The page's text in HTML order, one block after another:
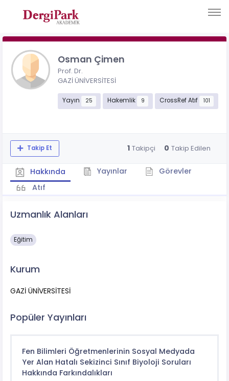
Osman Çimen
Prof. Dr.
GAZİ ÜNİVERSİTESİ
Yayın 25 Hakemlik 9 CrossRef Atıf 101
Takip Et 1 Takipçi 0 Takip Edilen
Hakkında Yayınlar
Görevler
Atıf
Uzmanlık Alanları
Eğitim
Kurum
GAZİ ÜNİVERSİTESİ
Popüler Yayınları
Fen Bilimleri Öğretmenlerinin Sosyal Medyada
Yer Alan Hatalı Sekizinci Sınıf Biyoloji Soruları
Hakkında Farkındalıkları